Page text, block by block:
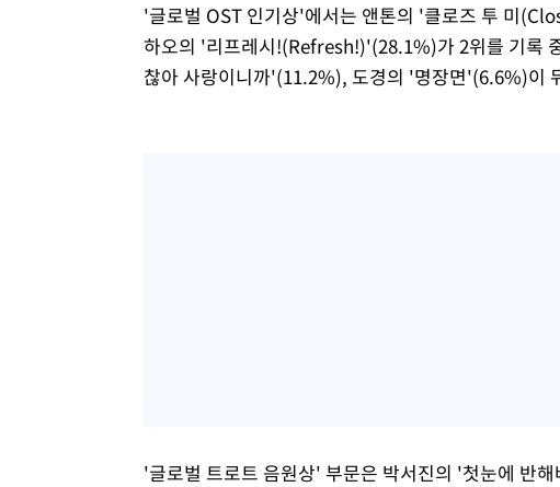
'글로벌 OST 인기상'에서는 앤톤의 '클로즈 투 미
하오의 '리프레시!(Refresh!)'(28.1%)가 2위를 기록
찮아 사랑이니까'(11.2%), 도경의 '명장면'(6.6%)이
'글로벌 트로트 음원상' 부문은 박서진의 '첫눈에 반